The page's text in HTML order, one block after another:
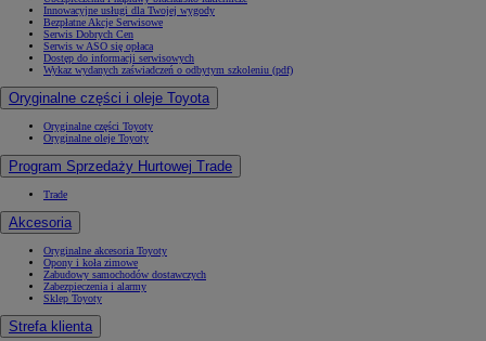
Innowacyjne usługi dla Twojej wygody
Bezpłatne Akcje Serwisowe
Serwis Dobrych Cen
Serwis w ASO się opłaca
Dostęp do informacji serwisowych
Wykaz wydanych zaświadczeń o odbytym szkoleniu (pdf)
Oryginalne części i oleje Toyota
Oryginalne części Toyoty
Oryginalne oleje Toyoty
Program Sprzedaży Hurtowej Trade
Trade
Akcesoria
Oryginalne akcesoria Toyoty
Opony i koła zimowe
Zabudowy samochodów dostawczych
Zabezpieczenia i alarmy
Sklep Toyoty
Strefa klienta